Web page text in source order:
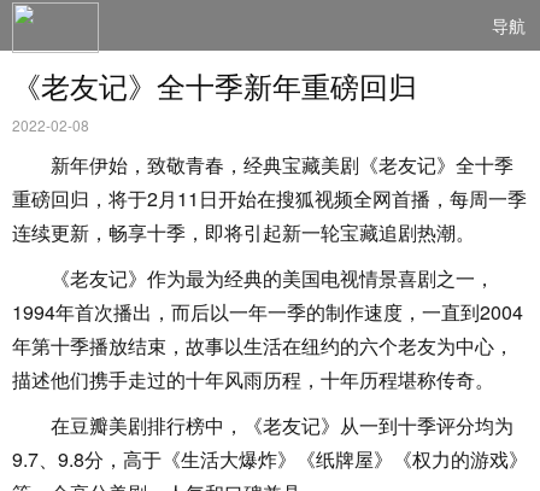
导航
《老友记》全十季新年重磅回归
2022-02-08
新年伊始，致敬青春，经典宝藏美剧《老友记》全十季
重磅回归，将于2月11日开始在搜狐视频全网首播，每周一季
连续更新，畅享十季，即将引起新一轮宝藏追剧热潮。
《老友记》作为最为经典的美国电视情景喜剧之一，
1994年首次播出，而后以一年一季的制作速度，一直到2004
年第十季播放结束，故事以生活在纽约的六个老友为中心，
描述他们携手走过的十年风雨历程，十年历程堪称传奇。
在豆瓣美剧排行榜中，《老友记》从一到十季评分均为
9.7、9.8分，高于《生活大爆炸》《纸牌屋》《权力的游戏》